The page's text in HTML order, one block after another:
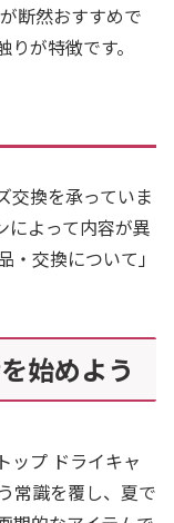
断然おすすめで
が特徴です。
交換を承っていま
によって内容が異
交換について」
始めよう
ップ ドライキャ
常識を覆し、夏で